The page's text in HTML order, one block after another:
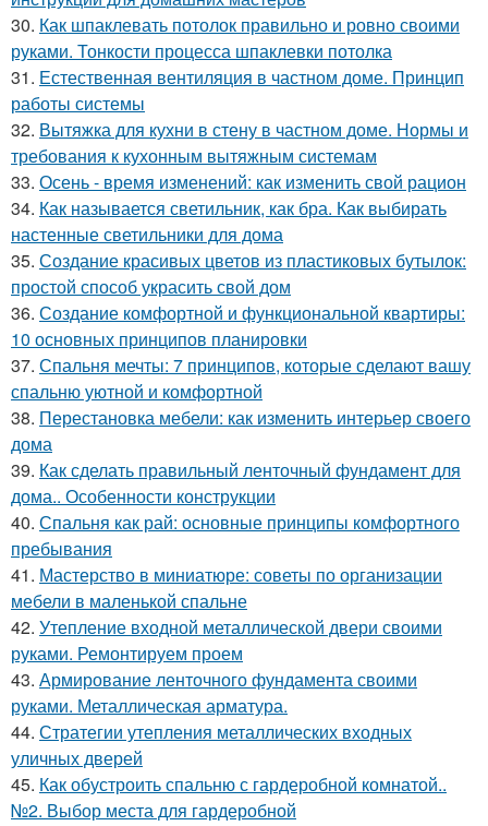
30. Как шпаклевать потолок правильно и ровно своими
руками. Тонкости процесса шпаклевки потолка
31. Естественная вентиляция в частном доме. Принцип
работы системы
32. Вытяжка для кухни в стену в частном доме. Нормы и
требования к кухонным вытяжным системам
33. Осень - время изменений: как изменить свой рацион
34. Как называется светильник, как бра. Как выбирать
настенные светильники для дома
35. Создание красивых цветов из пластиковых бутылок:
простой способ украсить свой дом
36. Создание комфортной и функциональной квартиры:
10 основных принципов планировки
37. Спальня мечты: 7 принципов, которые сделают вашу
спальню уютной и комфортной
38. Перестановка мебели: как изменить интерьер своего
дома
39. Как сделать правильный ленточный фундамент для
дома.. Особенности конструкции
40. Спальня как рай: основные принципы комфортного
пребывания
41. Мастерство в миниатюре: советы по организации
мебели в маленькой спальне
42. Утепление входной металлической двери своими
руками. Ремонтируем проем
43. Армирование ленточного фундамента своими
руками. Металлическая арматура.
44. Стратегии утепления металлических входных
уличных дверей
45. Как обустроить спальню с гардеробной комнатой..
№2. Выбор места для гардеробной